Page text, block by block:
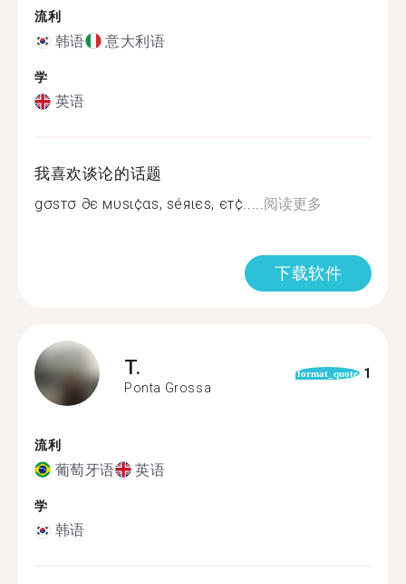
流利
韩语 意大利语
学
英语
我喜欢谈论的话题
gσѕтσ ∂є мυѕι¢αѕ, ѕéяιєѕ, єт¢.....阅读更多
下载软件
T.
Ponta Grossa
format_quote 1
流利
葡萄牙语 英语
学
韩语